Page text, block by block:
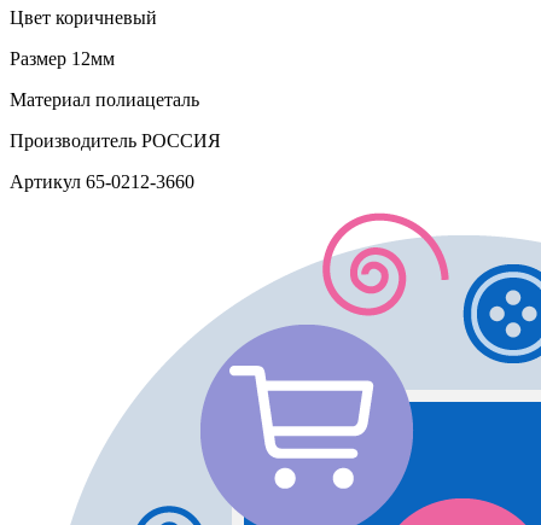
Цвет коричневый
Размер 12мм
Материал полиацеталь
Производитель РОССИЯ
Артикул 65-0212-3660